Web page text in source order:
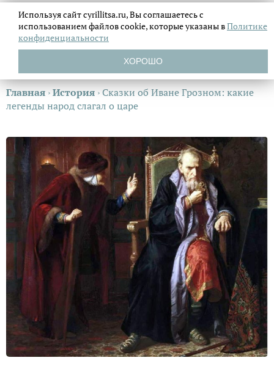
Главная ›История ›Сказки об Иване Грозном: какие
легенды народ слагал о царе
Используя сайт cyrillitsa.ru, Вы соглашаетесь с
использованием файловcookie, которые указаны вПолитике
конфиденциальности
ХОРОШО